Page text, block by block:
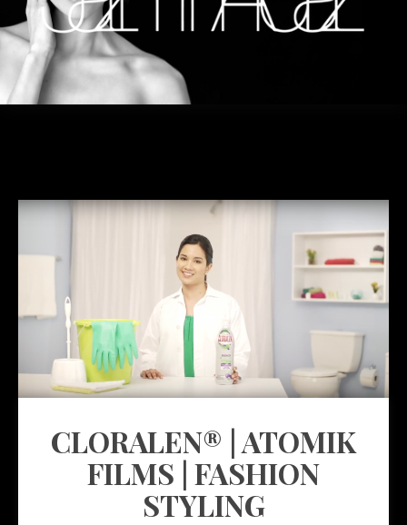
CLORALEN® | ATOMIK
FILMS | FASHION
STYLING